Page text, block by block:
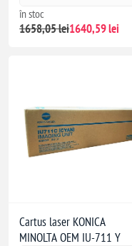
în stoc
1658,05 lei1640,59 lei
Cartus laser KONICA
MINOLTA OEM IU-711 Y